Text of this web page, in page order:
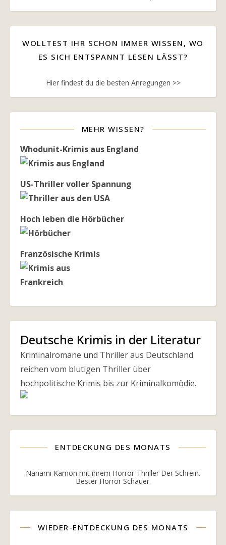
WOLLTEST IHR SCHON IMMER WISSEN, WO
ES SICH ENTSPANNT LESEN LÄSST?
Hier findest du die besten Anregungen >>
MEHR WISSEN?
Whodunit-Krimis aus England
US-Thriller voller Spannung
Hoch leben die Hörbücher
Französische Krimis
Deutsche Krimis in der Literatur
Kriminalromane und Thriller aus Deutschland
reichen vom blutigen Thriller über
hochpolitische Krimis bis zur Kriminalkomödie.
ENTDECKUNG DES MONATS
Nanami Kamon mit ihrem Horror-Thriller Der Schrein.
Bester Horror Schauer.
WIEDER-ENTDECKUNG DES MONATS